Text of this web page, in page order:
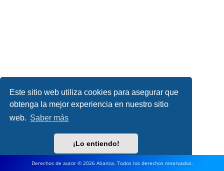
Este sitio web utiliza cookies para asegurar que
obtenga la mejor experiencia en nuestro sitio
web. Saber más
¡Lo entiendo!
Derechos de autor © 2026 Alianza. Todos los derechos reservados.